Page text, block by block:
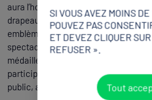
aura l’honneur de recevoir, pour les
drapeau olympique, célèbre
emblème mondial, ses formes et ses
spectacle de lumières, avec
médailles, le mythe des épreuves
participations des compétiteurs et
public, au milieu des resplendissants
SI VOUS AVEZ MOINS
POUVEZ PAS
ET DEVEZ CLIQUER
REFUSER ».
Tout